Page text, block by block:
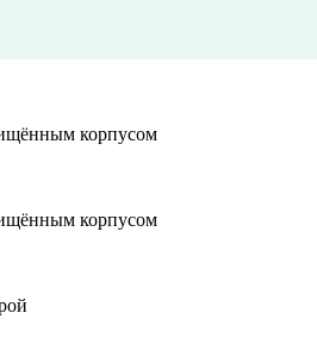
корпусом
корпусом